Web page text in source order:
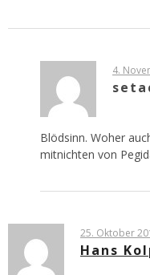
4.
Blödsinn. Woher
mitnichten von
25. Oktober
Hans